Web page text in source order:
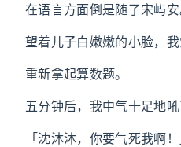
在语言方面倒是随了宋屿安
望着儿子白嫩嫩的小脸，我
重新拿起算数题。
五分钟后，我中气十足地吼
「沈沐沐，你要气死我啊！